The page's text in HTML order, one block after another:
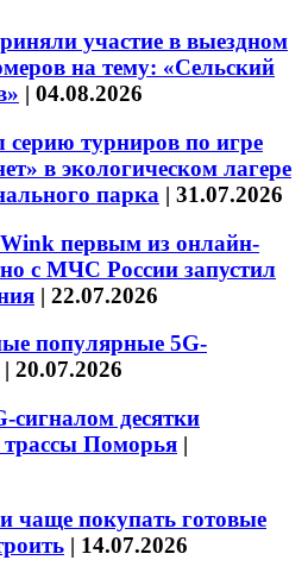
участие в выездном
на тему: «Сельский
| 04.08.2026
серию турниров по игре
в экологическом лагере
парка | 31.07.2026
первым из онлайн-
с МЧС России запустил
| 22.07.2026
популярные 5G-
| 20.07.2026
десятки
трассы Поморья |
чаще покупать готовые
| 14.07.2026